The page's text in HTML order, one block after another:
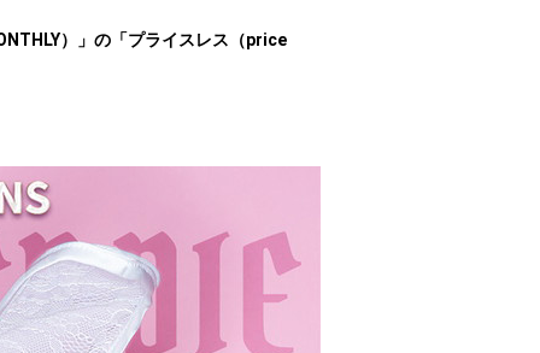
）」の「プライスレス（price